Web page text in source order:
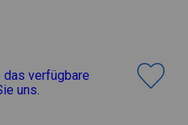
das verfügbare
uns.